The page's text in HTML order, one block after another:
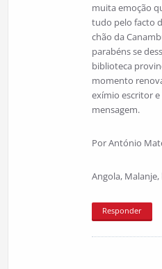
muita emoção
tudo pelo facto
chão da
parabéns se
biblioteca
momento
exímio escritor
mensagem.
Por António
Angola,
Responder